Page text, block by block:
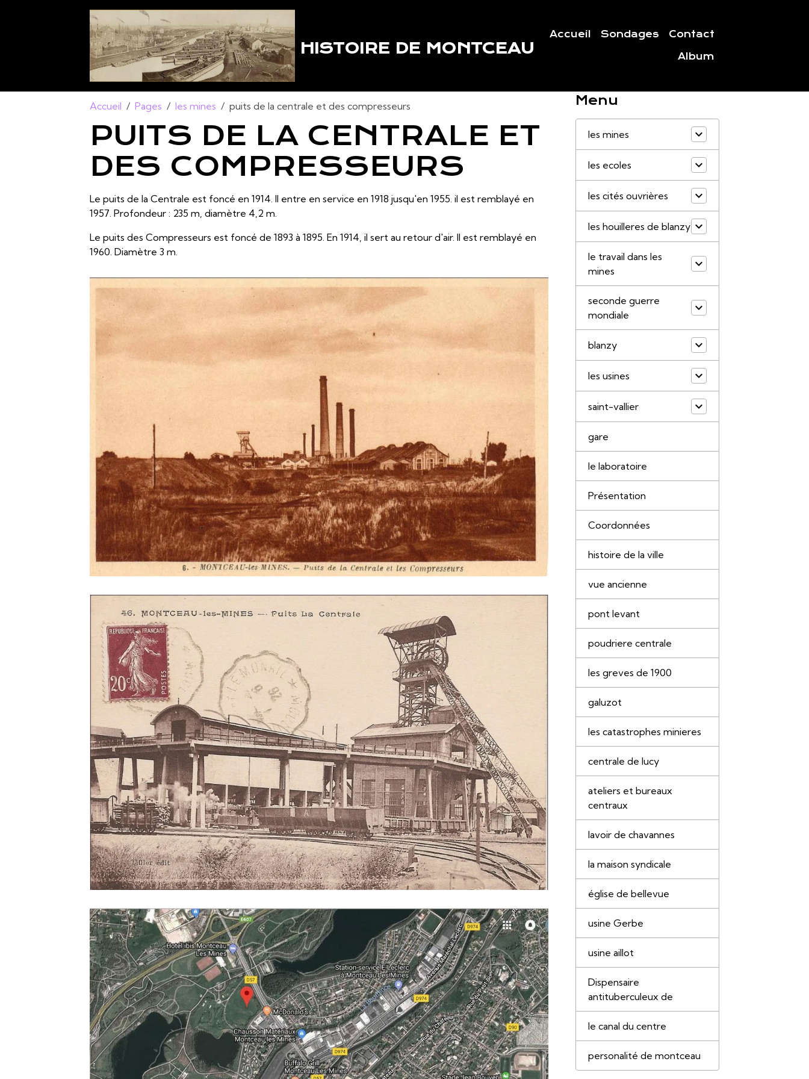
HISTOIRE DE MONTCEAU
Accueil Sondages Contact
Album
Accueil Pages les mines puits de la centrale et des compresseurs
PUITS DE LA CENTRALE ET
DES COMPRESSEURS
Le puits de la Centrale est foncé en 1914. Il entre en service en 1918 jusqu'en 1955. il est remblayé en
1957. Profondeur : 235 m, diamètre 4,2 m.
Le puits des Compresseurs est foncé de 1893 à 1895. En 1914, il sert au retour d'air. Il est remblayé en
1960. Diamètre 3 m.
Menu
les mines
les ecoles
les cités ouvrières
les houilleres de blanzy
le travail dans les
mines
seconde guerre
mondiale
blanzy
les usines
saint-vallier
gare
le laboratoire
Présentation
Coordonnées
histoire de la ville
vue ancienne
pont levant
poudriere centrale
les greves de 1900
galuzot
les catastrophes minieres
centrale de lucy
ateliers et bureaux
centraux
lavoir de chavannes
la maison syndicale
église de bellevue
usine Gerbe
usine aillot
Dispensaire
antituberculeux de
le canal du centre
personalité de montceau